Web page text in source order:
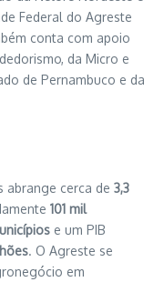
Federal do Agreste
conta com apoio
da Micro e
de Pernambuco e da
abrange cerca de 3,3
101 mil
e um PIB
. O Agreste se
em